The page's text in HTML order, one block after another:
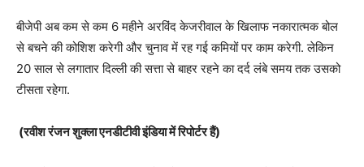
बीजेपी अब कम से कम 6 महीने अरविंद केजरीवाल के खिलाफ नकारात्मक बोल
से बचने की कोशिश करेगी और चुनाव में रह गई कमियों पर काम करेगी. लेकिन
20 साल से लगातार दिल्ली की सत्ता से बाहर रहने का दर्द लंबे समय तक उसको
टीसता रहेगा.
(रवीश रंजन शुक्ला एनडीटीवी इंडिया में रिपोर्टर हैं)